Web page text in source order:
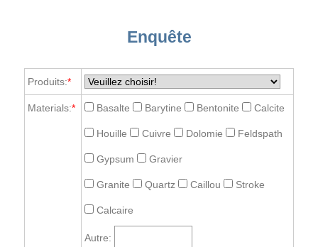
Enquête
Produits:*
Materials:* Basalte Barytine Bentonite Calcite
Houille Cuivre Dolomie Feldspath
Gypsum Gravier
Granite Quartz Caillou Stroke
Calcaire
Autre: